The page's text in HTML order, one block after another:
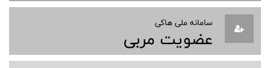
سامانه ملی هاکی
عضویت مربی